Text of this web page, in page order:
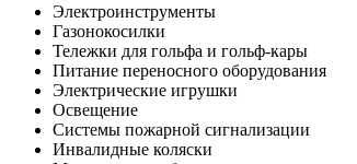
Электроинструменты
Газонокосилки
Тележки для гольфа и гольф-кары
Питание переносного оборудования
Электрические игрушки
Освещение
Системы пожарной сигнализации
Инвалидные коляски